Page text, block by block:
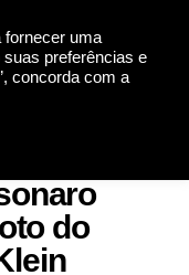
fornecer uma
preferências e
concorda com a
do